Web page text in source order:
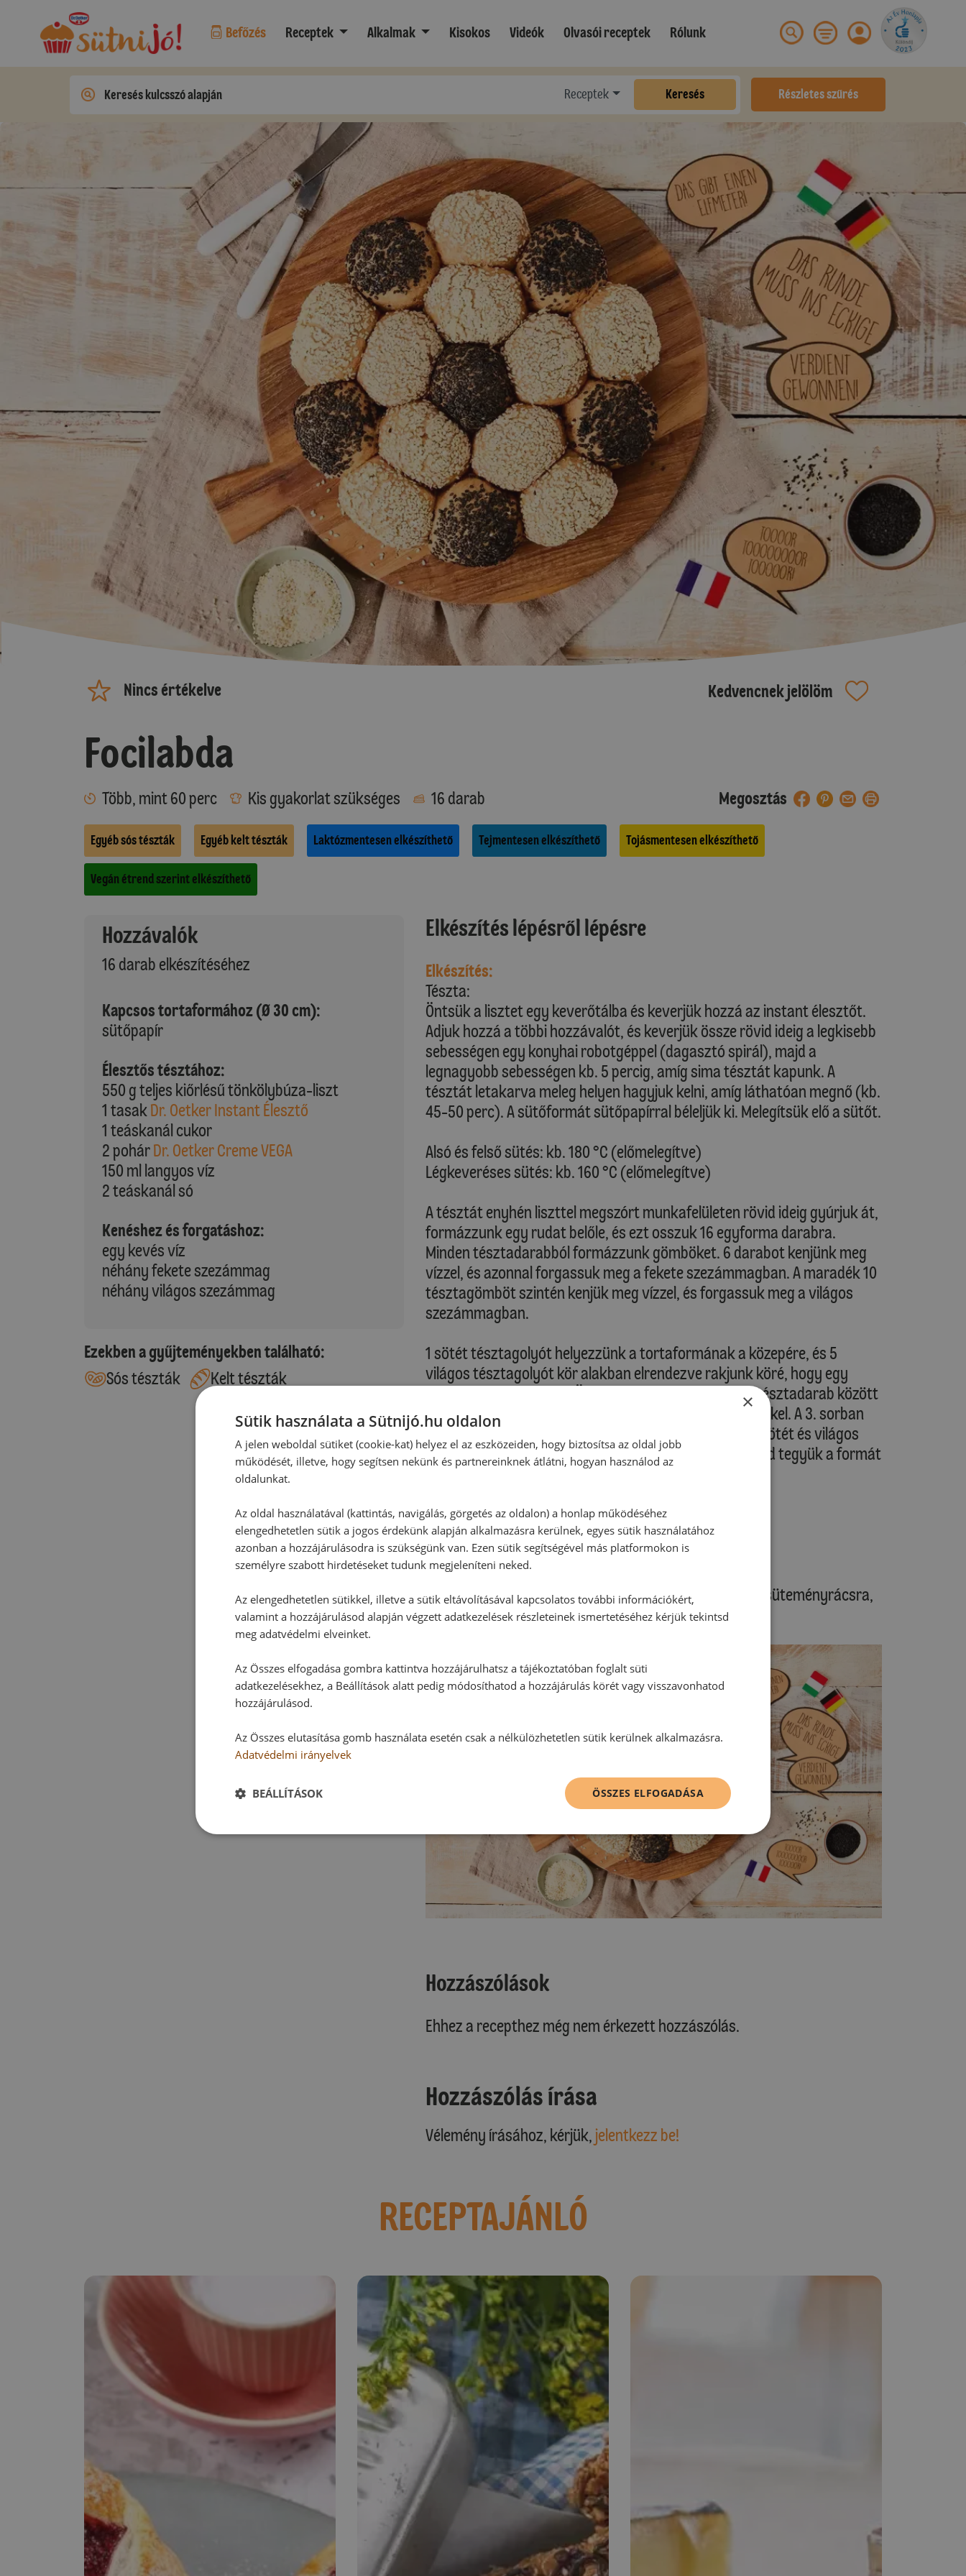
Befőzés Receptek Alkalmak Kisokos Videók Olvasói receptek Rólunk
Receptek Keresés Részletes szűrés
Nincs értékelve Kedvencnek jelölöm
Focilabda
Több, mint 60 perc Kis gyakorlat szükséges 16 darab Megosztás
Egyéb sós tészták Egyéb kelt tészták Laktózmentesen elkészíthető Tejmentesen elkészíthető Tojásmentesen elkészíthető
Vegán étrend szerint elkészíthető
Hozzávalók
16 darab elkészítéséhez
Kapcsos tortaformához (Ø 30 cm):
sütőpapír
Élesztős tésztához:
550 g teljes kiőrlésű tönkölybúza-liszt
1 tasakDr. Oetker Instant Élesztő
1 teáskanál cukor
2 pohárDr. Oetker Creme VEGA
150 ml langyos víz
2 teáskanál só
Kenéshez és forgatáshoz:
egy kevés víz
néhány fekete szezámmag
néhány világos szezámmag
Ezekben a gyűjteményekben található:
Sós tészták
Kelt tészták
Elkészítés lépésről lépésre
Elkészítés:
Tészta:
Öntsük a lisztet egy keverőtálba és keverjük hozzá az instant élesztőt.
Adjuk hozzá a többi hozzávalót, és keverjük össze rövid ideig a legkisebb
sebességen egy konyhai robotgéppel (dagasztó spirál), majd a
legnagyobb sebességen kb. 5 percig, amíg sima tésztát kapunk. A
tésztát letakarva meleg helyen hagyjuk kelni, amíg láthatóan megnő (kb.
45-50 perc). A sütőformát sütőpapírral béleljük ki. Melegítsük elő a sütőt.
Alsó és felső sütés: kb. 180 °C (előmelegítve)
Légkeveréses sütés: kb. 160 °C (előmelegítve)
A tésztát enyhén liszttel megszórt munkafelületen rövid ideig gyúrjuk át,
formázzunk egy rudat belőle, és ezt osszuk 16 egyforma darabra.
Minden tésztadarabból formázzunk gömböket. 6 darabot kenjünk meg
vízzel, és azonnal forgassuk meg a fekete szezámmagban. A maradék 10
tésztagömböt szintén kenjük meg vízzel, és forgassuk meg a világos
szezámmagban.
1 sötét tésztagolyót helyezzünk a tortaformának a közepére, és 5
világos tésztagolyót kör alakban elrendezve rakjunk köré, hogy egy
focilabdát formázzunk. Ügyeljünk arra, hogy minden tésztadarab között
körülbelül ½ cm hely maradjon, mivel a tészta még megkel. A 3. sorban
felváltva, ½ cm-es távolságra helyezzünk el egy-egy sötét és világos
tésztagolyót. További kb. 15-20 percig pihentetjük, majd tegyük a formát
a sütő alsó részében lévő rácsra.
Sütési idő: kb. 28-30 perc
Kérjük, vegye figyelembe saját sütője tulajdonságait!
A sütőpapír segítségével helyezzük a "focilabdát" egy süteményrácsra,
és hagyjuk kihűlni.
Hozzászólások
Ehhez a recepthez még nem érkezett hozzászólás.
Hozzászólás írása
Vélemény írásához, kérjük, jelentkezz be!
RECEPTAJÁNLÓ
×
Sütik használata a Sütnijó.hu oldalon
A jelen weboldal sütiket (cookie-kat) helyez el az eszközeiden, hogy biztosítsa az oldal jobb
működését, illetve, hogy segítsen nekünk és partnereinknek átlátni, hogyan használod az
oldalunkat.
Az oldal használatával (kattintás, navigálás, görgetés az oldalon) a honlap működéséhez
elengedhetetlen sütik a jogos érdekünk alapján alkalmazásra kerülnek, egyes sütik használatához
azonban a hozzájárulásodra is szükségünk van. Ezen sütik segítségével más platformokon is
személyre szabott hirdetéseket tudunk megjeleníteni neked.
Az elengedhetetlen sütikkel, illetve a sütik eltávolításával kapcsolatos további információkért,
valamint a hozzájárulásod alapján végzett adatkezelések részleteinek ismertetéséhez kérjük tekintsd
meg adatvédelmi elveinket.
Az Összes elfogadása gombra kattintva hozzájárulhatsz a tájékoztatóban foglalt süti
adatkezelésekhez, a Beállítások alatt pedig módosíthatod a hozzájárulás körét vagy visszavonhatod
hozzájárulásod.
Az Összes elutasítása gomb használata esetén csak a nélkülözhetetlen sütik kerülnek alkalmazásra.
Adatvédelmi irányelvek
ÖSSZES ELFOGADÁSA
BEÁLLÍTÁSOK